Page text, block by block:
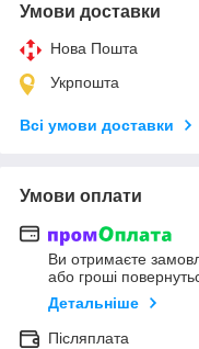
Умови доставки
Нова Пошта
Укрпошта
Всі умови доставки
Умови оплати
Ви отримаєте
або гроші
Детальніше
Післяплата